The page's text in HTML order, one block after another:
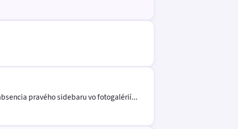
pravého sidebaru vo fotogalérií...